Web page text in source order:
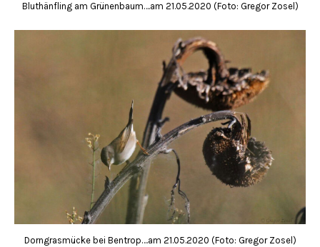
Bluthänfling am Grünenbaum….am 21.05.2020 (Foto: Gregor Zosel)
Dorngrasmücke bei Bentrop….am 21.05.2020 (Foto: Gregor Zosel)